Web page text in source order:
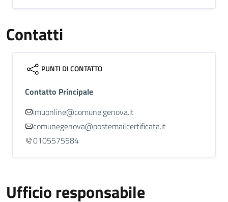
Contatti
PUNTI DI CONTATTO
Contatto Principale
imuonline@comune.genova.it
comunegenova@postemailcertificata.it
0105575584
Ufficio responsabile